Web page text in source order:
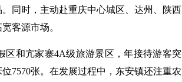
同时，主动赴重庆中心城区、达州、陕西
客源市场。
和亢家寨4A级旅游景区，年接待游客突
7570张。在发展过程中，东安镇还注重农